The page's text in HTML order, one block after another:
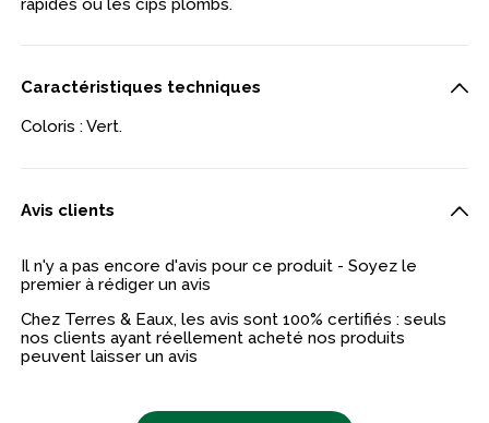
rapides ou les cips plombs.
Caractéristiques techniques
Coloris : Vert.
Avis clients
Il n'y a pas encore d'avis pour ce produit - Soyez le
premier à rédiger un avis
Chez Terres & Eaux, les avis sont 100% certifiés : seuls
nos clients ayant réellement acheté nos produits
peuvent laisser un avis